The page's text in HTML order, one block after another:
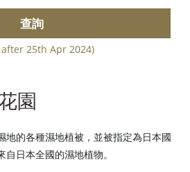
查詢
25th Apr 2024)
園
地的各種濕地植被，並被指定為日本國
日本全國的濕地植物。